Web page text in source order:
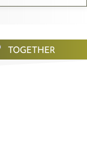
TOGETHER